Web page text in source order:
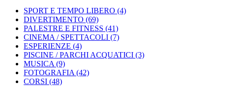
SPORT E TEMPO LIBERO (4)
DIVERTIMENTO (69)
PALESTRE E FITNESS (41)
CINEMA / SPETTACOLI (7)
ESPERIENZE (4)
PISCINE / PARCHI ACQUATICI (3)
MUSICA (9)
FOTOGRAFIA (42)
CORSI (48)